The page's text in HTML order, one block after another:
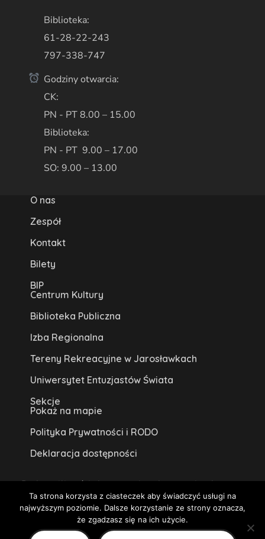
Biblioteka:
61-28-22-243
797-338-747
Godziny otwarcia:
CK:
PN - PT 8.00 – 15.00
Biblioteka:
PN - PT 9.00 – 17.00
SO: 9.00 – 13.00
O nas
Zespół
Kontakt
Bilety
BIP
Centrum Kultury
Biblioteka Publiczna
Izba Regionalna
Tereny Rekreacyjne w Jarosławkach
Uniwersytet Entuzjastów Świata
Sekcje
Pokaż na mapie
Polityka Prywatności i RODO
Deklaracja dostępności
Brak możliwości skorzystania z tłumacza języka
migowego na miejscu lub online.
Centrum Kultury w Książu Wielkopolskim 2020
Ta strona korzysta z ciasteczek aby świadczyć usługi na
najwyższym poziomie. Dalsze korzystanie ze strony oznacza,
że zgadzasz się na ich użycie.